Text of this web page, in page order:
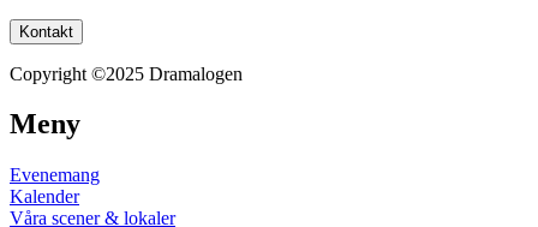
Kontakt
Copyright ©2025 Dramalogen
Meny
Evenemang
Kalender
Våra scener & lokaler